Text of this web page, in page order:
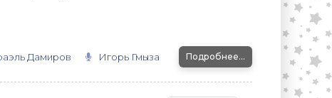
Дамиров Игорь Гмыза Подробнее...